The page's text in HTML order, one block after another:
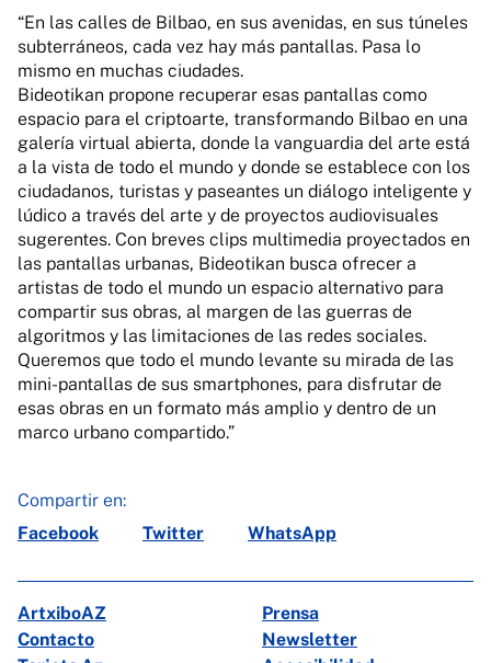
“En las calles de Bilbao, en sus avenidas, en sus túneles
subterráneos, cada vez hay más pantallas. Pasa lo
mismo en muchas ciudades.
Bideotikan propone recuperar esas pantallas como
espacio para el criptoarte, transformando Bilbao en una
galería virtual abierta, donde la vanguardia del arte está
a la vista de todo el mundo y donde se establece con los
ciudadanos, turistas y paseantes un diálogo inteligente y
lúdico a través del arte y de proyectos audiovisuales
sugerentes. Con breves clips multimedia proyectados en
las pantallas urbanas, Bideotikan busca ofrecer a
artistas de todo el mundo un espacio alternativo para
compartir sus obras, al margen de las guerras de
algoritmos y las limitaciones de las redes sociales.
Queremos que todo el mundo levante su mirada de las
mini-pantallas de sus smartphones, para disfrutar de
esas obras en un formato más amplio y dentro de un
marco urbano compartido.”
Compartir en:
Facebook
Twitter WhatsApp
ArtxiboAZ
Prensa
Contacto
Newsletter